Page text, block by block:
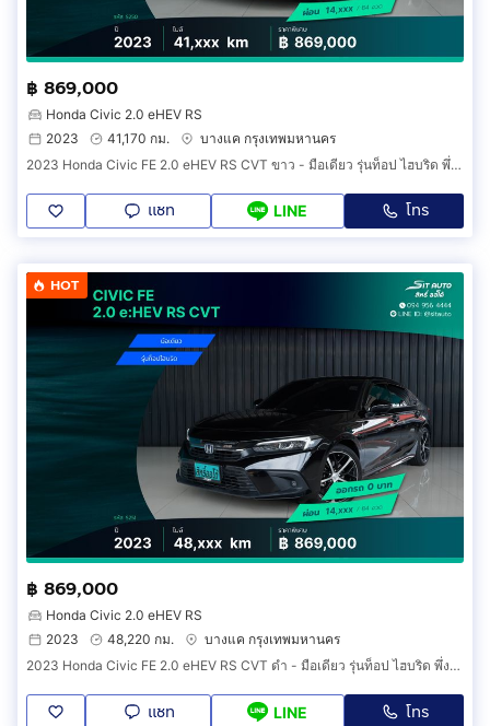
฿ 869,000
Honda Civic 2.0 eHEV RS
2023
41,170 กม.
บางแค กรุงเทพมหานคร
2023 Honda Civic FE 2.0 eHEV RS CVT ขาว - มือเดียว รุ่นท็อป ไฮบริด พึ่งเช็คระยะ ประวัติครบ รถบ้าน เจ้าของขายเอง ฟรีดาวน์
แชท LINE โทร
HOT
฿ 869,000
Honda Civic 2.0 eHEV RS
2023
48,220 กม.
บางแค กรุงเทพมหานคร
2023 Honda Civic FE 2.0 eHEV RS CVT ดำ - มือเดียว รุ่นท็อป ไฮบริด พึ่งเช็คระยะ ประวัติครบ รถบ้าน เจ้าของขายเอง ฟรีดาวน์
แชท LINE โทร